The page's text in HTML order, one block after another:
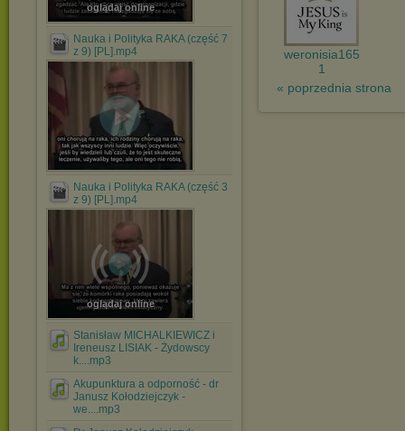
oglądaj online
Nauka i Polityka RAKA (część 7
z 9) [PL].mp4
Nauka i Polityka RAKA (część 3
z 9) [PL].mp4
oglądaj online
Stanisław MICHALKIEWICZ i
Ireneusz LISIAK - Żydowscy
k....mp3
Akupunktura a odporność - dr
Janusz Kołodziejczyk -
we....mp3
weronisia165
1
« poprzednia strona